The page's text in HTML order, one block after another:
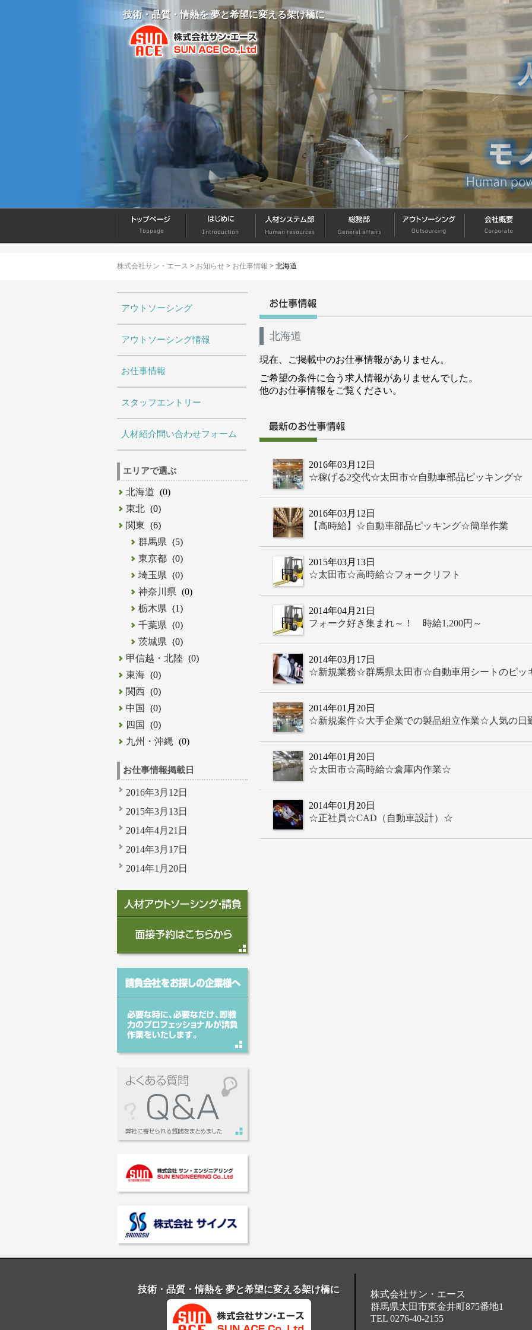
技術・品質・情熱を 夢と希望に変える架け橋に
株式会社サン・エース > お知らせ > お仕事情報 > 北海道
北海道
現在、ご掲載中のお仕事情報がありません。
ご希望の条件に合う求人情報がありませんでした。
他のお仕事情報をご覧ください。
2016年03月12日
☆稼げる2交代☆太田市☆自動車部品ピッキング☆
2016年03月12日
【高時給】☆自動車部品ピッキング☆簡単作業
2015年03月13日
☆太田市☆高時給☆フォークリフト
2014年04月21日
フォーク好き集まれ～！ 時給1,200円～
2014年03月17日
☆新規業務☆群馬県太田市☆自動車用シートのピッ
2014年01月20日
☆新規案件☆大手企業での製品組立作業☆人気の
2014年01月20日
☆太田市☆高時給☆倉庫内作業☆
2014年01月20日
☆正社員☆CAD（自動車設計）☆
アウトソーシング
アウトソーシング情報
お仕事情報
スタッフエントリー
人材紹介問い合わせフォーム
エリアで選ぶ
北海道 (0)
東北 (0)
関東 (6)
群馬県 (5)
東京都 (0)
埼玉県 (0)
神奈川県 (0)
栃木県 (1)
千葉県 (0)
茨城県 (0)
甲信越・北陸 (0)
東海 (0)
関西 (0)
中国
(0)
四国
(0)
九州・沖縄 (0)
お仕事情報掲載日
2016年3月12日
2015年3月13日
2014年4月21日
2014年3月17日
2014年1月20日
技術・品質・情熱を 夢と希望に変える架け橋に
株式会社サン・エース
群馬県太田市東金井町875番地1
TEL 0276-40-2155